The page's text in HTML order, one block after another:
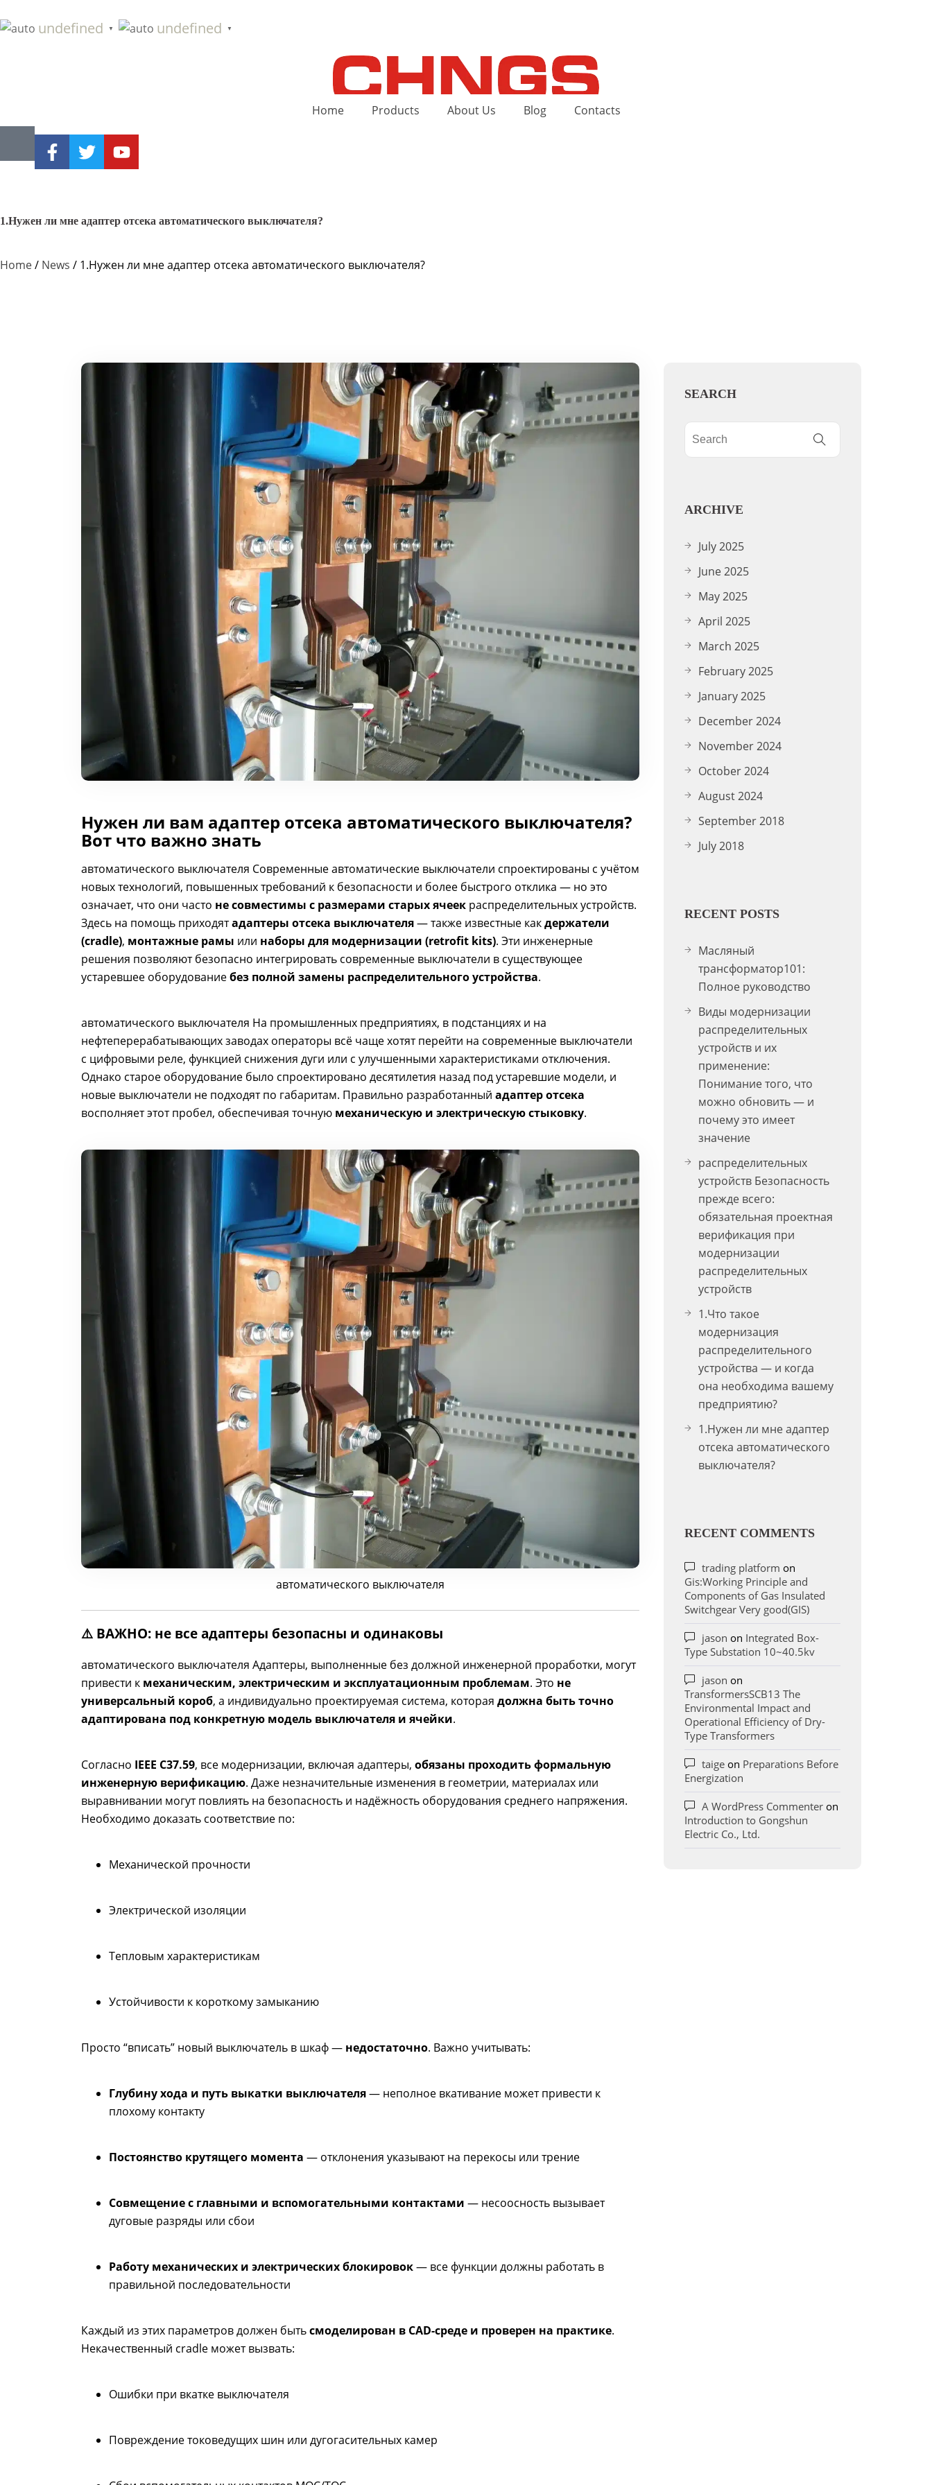
undefined ▼ undefined ▼
Home Products About Us Blog Contacts
1.Нужен ли мне адаптер отсека автоматического выключателя?
Home/ News / 1.Нужен ли мне адаптер отсека автоматического выключателя?
Нужен ли вам адаптер отсека автоматического выключателя?
Вот что важно знать
автоматического выключателя Современные автоматические выключатели спроектированы с учётом
новых технологий, повышенных требований к безопасности и более быстрого отклика — но это
означает, что они часто не совместимы с размерами старых ячеек распределительных устройств.
Здесь на помощь приходятадаптеры отсека выключателя— также известные какдержатели
(cradle), монтажные рамы или наборы для модернизации (retrofit kits). Эти инженерные
решения позволяют безопасно интегрировать современные выключатели в существующее
устаревшее оборудованиебез полной замены распределительного устройства.
автоматического выключателя На промышленных предприятиях, в подстанциях и на
нефтеперерабатывающих заводах операторы всё чаще хотят перейти на современные выключатели
с цифровыми реле, функцией снижения дуги или с улучшенными характеристиками отключения.
Однако старое оборудование было спроектировано десятилетия назад под устаревшие модели, и
новые выключатели не подходят по габаритам. Правильно разработанный адаптер отсека
восполняет этот пробел, обеспечивая точную механическую и электрическую стыковку.
автоматического выключателя
⚠️ ВАЖНО: не все адаптеры безопасны и одинаковы
автоматического выключателя Адаптеры, выполненные без должной инженерной проработки, могут
привести к механическим, электрическим и эксплуатационным проблемам. Это не
универсальный короб, а индивидуально проектируемая система, которая должна быть точно
адаптирована под конкретную модель выключателя и ячейки.
Согласно IEEE C37.59, все модернизации, включая адаптеры, обязаны проходить формальную
инженерную верификацию. Даже незначительные изменения в геометрии, материалах или
выравнивании могут повлиять на безопасность и надёжность оборудования среднего напряжения.
Необходимо доказать соответствие по:
Механической прочности
Электрической изоляции
Тепловым характеристикам
Устойчивости к короткому замыканию
Просто “вписать” новый выключатель в шкаф — недостаточно. Важно учитывать:
Глубину хода и путь выкатки выключателя— неполное вкативание может привести к
плохому контакту
Постоянство крутящего момента — отклонения указывают на перекосы или трение
Совмещение с главными и вспомогательными контактами — несоосность вызывает
дуговые разряды или сбои
Работу механических и электрических блокировок— все функции должны работать в
правильной последовательности
Каждый из этих параметров должен бытьсмоделирован в CAD-среде и проверен на практике.
Некачественный cradle может вызвать:
Ошибки при вкатке выключателя
Повреждение токоведущих шин или дугогасительных камер
SEARCH
ARCHIVE
July 2025
June 2025
May 2025
April 2025
March 2025
February 2025
January 2025
December 2024
November 2024
October 2024
August 2024
September 2018
July 2018
RECENT POSTS
Масляный
трансформатор101:
Полное руководство
Виды модернизации
распределительных
устройств и их
применение:
Понимание того, что
можно обновить — и
почему это имеет
значение
распределительных
устройств Безопасность
прежде всего:
обязательная проектная
верификация при
модернизации
распределительных
устройств
1.Что такое
модернизация
распределительного
устройства — и когда
она необходима вашему
предприятию?
1.Нужен ли мне адаптер
отсека автоматического
выключателя?
RECENT COMMENTS
trading platform on
Gis:Working Principle and
Components of Gas Insulated
Switchgear Very good(GIS)
jason on Integrated Box-
Type Substation 10~40.5kv
jason on
TransformersSCB13 The
Environmental Impact and
Operational Efficiency of Dry-
Type Transformers
taige on Preparations Before
Energization
A WordPress Commenter on
Introduction to Gongshun
Electric Co., Ltd.